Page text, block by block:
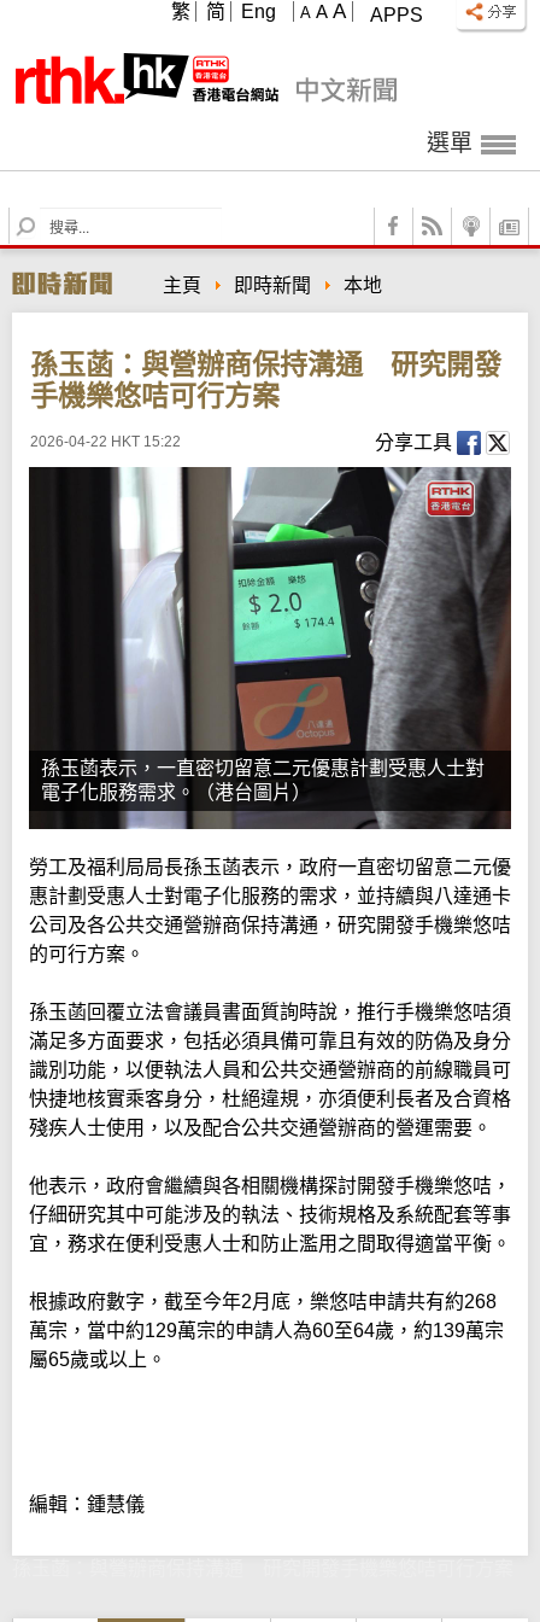
APPS
A A A
繁 简 Eng
選單
S
e
r
c
主頁 即時新聞 本地
孫玉菡：與營辦商保持溝通 研究開發
手機樂悠咭可行方案
2026-04-22 HKT 15:22 分享工具
孫玉菡表示，一直密切留意二元優惠計劃受惠人士對
電子化服務需求。（港台圖片）
勞工及福利局局長孫玉菡表示，政府一直密切留意二元優
惠計劃受惠人士對電子化服務的需求，並持續與八達通卡
公司及各公共交通營辦商保持溝通，研究開發手機樂悠咭
的可行方案。
孫玉菡回覆立法會議員書面質詢時說，推行手機樂悠咭須
滿足多方面要求，包括必須具備可靠且有效的防偽及身分
識別功能，以便執法人員和公共交通營辦商的前線職員可
快捷地核實乘客身分，杜絕違規，亦須便利長者及合資格
殘疾人士使用，以及配合公共交通營辦商的營運需要。
他表示，政府會繼續與各相關機構探討開發手機樂悠咭，
仔細研究其中可能涉及的執法、技術規格及系統配套等事
宜，務求在便利受惠人士和防止濫用之間取得適當平衡。
根據政府數字，截至今年2月底，樂悠咭申請共有約268
萬宗，當中約129萬宗的申請人為60至64歲，約139萬宗
屬65歲或以上。
編輯：鍾慧儀